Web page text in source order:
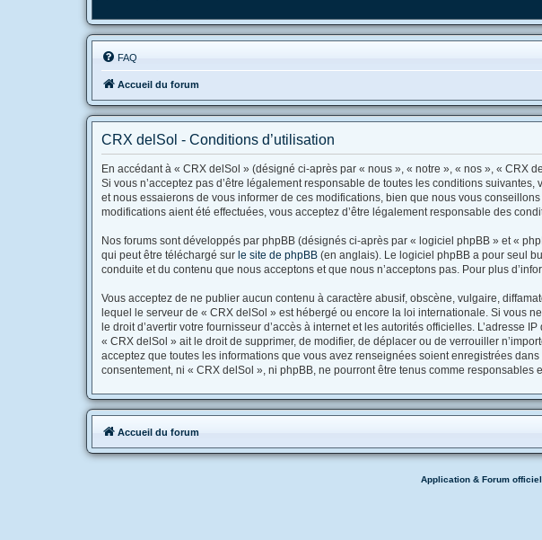
FAQ
Accueil du forum
CRX delSol - Conditions d’utilisation
En accédant à « CRX delSol » (désigné ci-après par « nous », « notre », « nos », « CRX
Si vous n’acceptez pas d’être légalement responsable de toutes les conditions
et nous essaierons de vous informer de ces modifications, bien que nous vous
modifications aient été effectuées, vous acceptez d’être légalement responsable des
Nos forums sont développés par phpBB (désignés ci-après par « logiciel phpBB » et «
qui peut être téléchargé sur le site de phpBB (en anglais). Le logiciel phpBB a pour seul
conduite et du contenu que nous acceptons et que nous n’acceptons pas. Pour plus
Vous acceptez de ne publier aucun contenu à caractère abusif, obscène, vulgaire,
lequel le serveur de « CRX delSol » est hébergé ou encore la loi internationale. Si vous
le droit d’avertir votre fournisseur d’accès à internet et les autorités officielles.
« CRX delSol » ait le droit de supprimer, de modifier, de déplacer ou de verrouiller
acceptez que toutes les informations que vous avez renseignées soient enregistrées
consentement, ni « CRX delSol », ni phpBB, ne pourront être tenus comme
Accueil du forum
Application & Forum